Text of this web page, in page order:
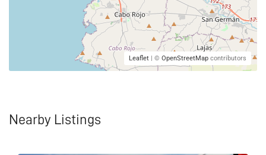
Leaflet | © OpenStreetMap contributors
Nearby Listings